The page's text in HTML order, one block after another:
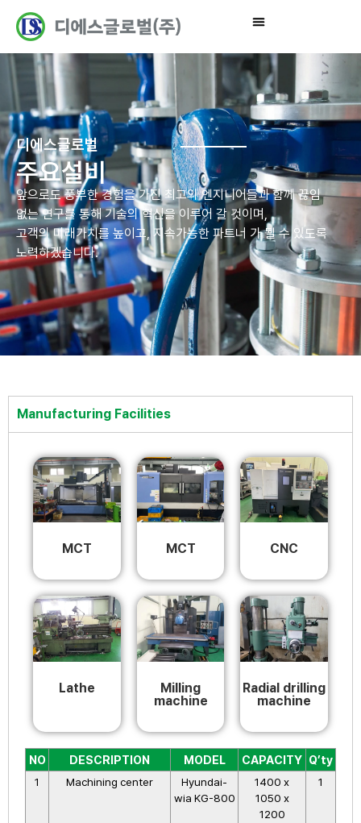
디에스글로벌
주요설비
앞으로도 풍부한 경험을 가진 최고의 엔지니어들과 함께 끊임
없는 연구를 통해 기술의 혁신을 이루어 갈 것이며,
고객의 미래가치를 높이고, 지속가능한 파트너 가 될 수 있도록
노력하겠습니다.
Manufacturing Facilities
MCT MCT CNC
Lathe
Milling
machine
Radial drilling
machine
NO DESCRIPTION MODEL CAPACITY Q’ty
1 Machining center
Hyundai-
wia KG-800
1400 x
1050 x
1200
1